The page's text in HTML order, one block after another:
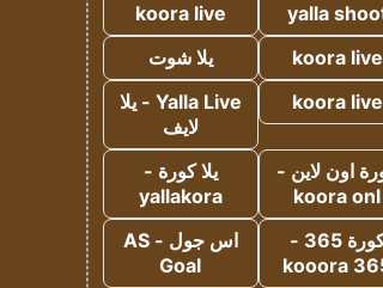
yalla
koora live
koora live
يلا شوت
koora live
Yalla Live - يلا
لايف
اون لاين -
koora onl
يلا كورة -
yallakora
كورة 365 -
kooora
اس جول - AS
Goal